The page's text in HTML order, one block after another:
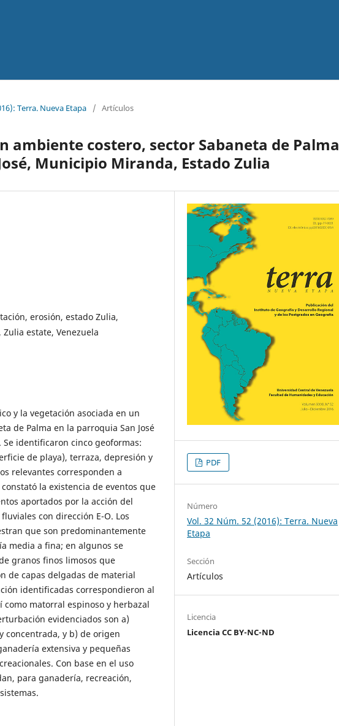
Terra. Nueva Etapa / Artículos
ambiente costero, sector Sabaneta de Palma
Municipio Miranda, Estado Zulia
erosión, estado Zulia,
estate, Venezuela
y la vegetación asociada en un
de Palma en la parroquia San José
identificaron cinco geoformas:
de playa), terraza, depresión y
relevantes corresponden a
la existencia de eventos que
aportados por la acción del
con dirección E-O. Los
que son predominantemente
media a fina; en algunos se
granos finos limosos que
de capas delgadas de material
identificadas correspondieron al
matorral espinoso y herbazal
evidenciados son a)
concentrada, y b) de origen
extensiva y pequeñas
Con base en el uso
para ganadería, recreación,
PDF
Número
Vol. 32 Núm. 52 (2016): Terra. Nueva
Etapa
Sección
Artículos
Licencia
Licencia CC BY-NC-ND